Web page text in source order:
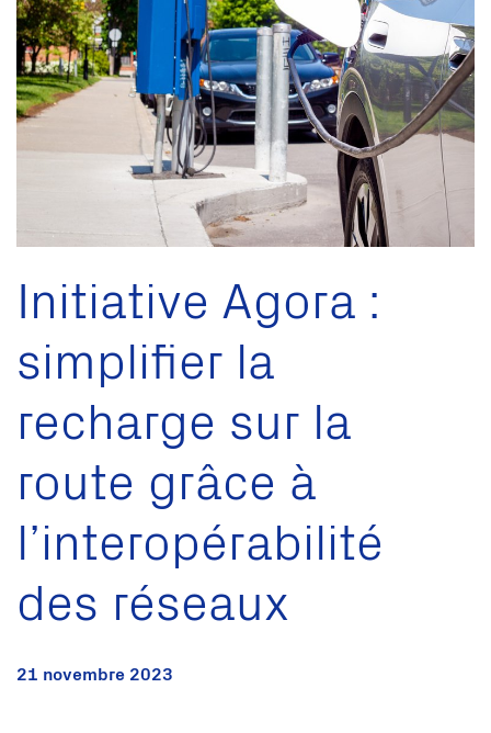
Initiative Agora :
simplifier la
recharge sur la
route grâce à
l’interopérabilité
des réseaux
21 novembre 2023